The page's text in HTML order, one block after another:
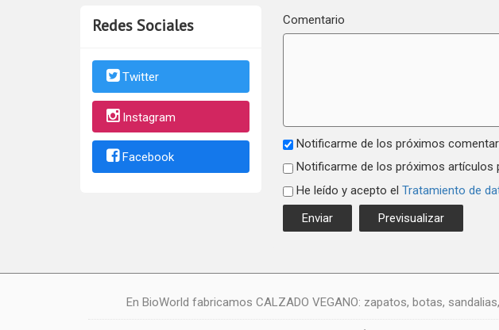
Redes Sociales
Twitter
Instagram
Facebook
Comentario
Notificarme de los próximos
Notificarme de los próximos artículos
He leído y acepto el Tratamiento de
En BioWorld fabricamos CALZADO VEGANO: zapatos, botas,